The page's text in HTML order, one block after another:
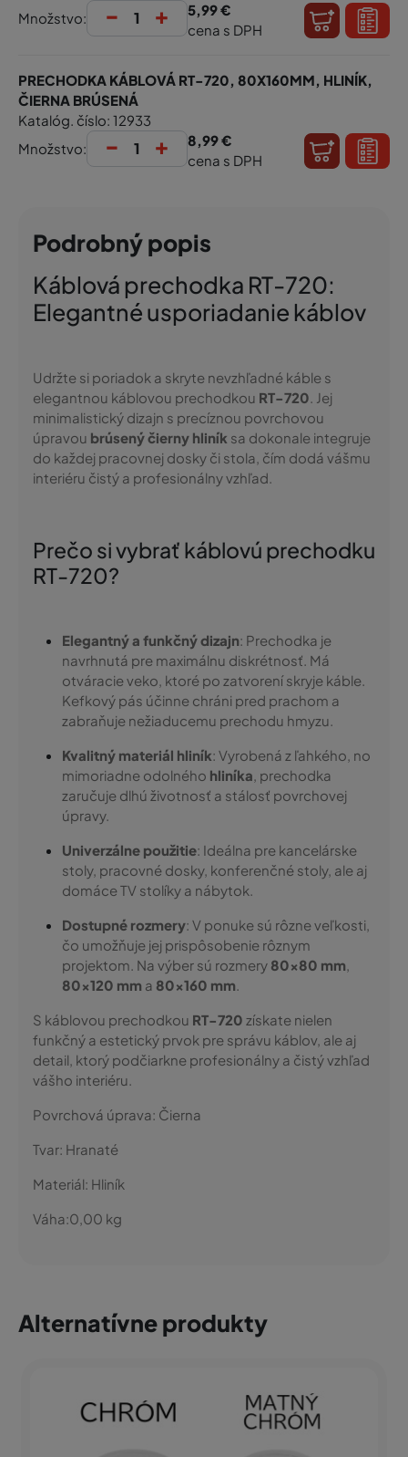
Množstvo:
- +
5,99 €
cena s DPH
PRECHODKA KÁBLOVÁ RT-720, 80X160MM, HLINÍK,
ČIERNA BRÚSENÁ
Katalóg. číslo: 12933
Množstvo:
- +
8,99 €
cena s DPH
Podrobný popis
Káblová prechodka RT-720:
Elegantné usporiadanie káblov
Udržte si poriadok a skryte nevzhľadné káble s
elegantnou káblovou prechodkou RT-720. Jej
minimalistický dizajn s precíznou povrchovou
úpravou brúsený čierny hliník sa dokonale integruje
do každej pracovnej dosky či stola, čím dodá vášmu
interiéru čistý a profesionálny vzhľad.
Prečo si vybrať káblovú prechodku
RT-720?
Elegantný a funkčný dizajn: Prechodka je
navrhnutá pre maximálnu diskrétnosť. Má
otváracie veko, ktoré po zatvorení skryje káble.
Kefkový pás účinne chráni pred prachom a
zabraňuje nežiaducemu prechodu hmyzu.
Kvalitný materiál hliník: Vyrobená z ľahkého, no
mimoriadne odolného hliníka, prechodka
zaručuje dlhú životnosť a stálosť povrchovej
úpravy.
Univerzálne použitie: Ideálna pre kancelárske
stoly, pracovné dosky, konferenčné stoly, ale aj
domáce TV stolíky a nábytok.
Dostupné rozmery: V ponuke sú rôzne veľkosti,
čo umožňuje jej prispôsobenie rôznym
projektom. Na výber sú rozmery 80x80 mm,
80x120 mm a 80x160 mm.
S káblovou prechodkou RT-720 získate nielen
funkčný a estetický prvok pre správu káblov, ale aj
detail, ktorý podčiarkne profesionálny a čistý vzhľad
vášho interiéru.
Povrchová úprava: Čierna
Tvar: Hranaté
Materiál: Hliník
Váha:0,00 kg
Alternatívne produkty